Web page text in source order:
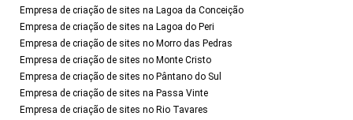
Empresa de criação de sites na Lagoa da Conceição
Empresa de criação de sites na Lagoa do Peri
Empresa de criação de sites no Morro das Pedras
Empresa de criação de sites no Monte Cristo
Empresa de criação de sites no Pântano do Sul
Empresa de criação de sites na Passa Vinte
Empresa de criação de sites no Rio Tavares